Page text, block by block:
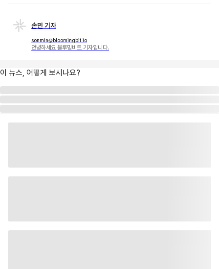
손민 기자
sonmin@bloomingbit.io
안녕하세요 블루밍비트 기자입니다.
이 뉴스, 어떻게 보시나요?